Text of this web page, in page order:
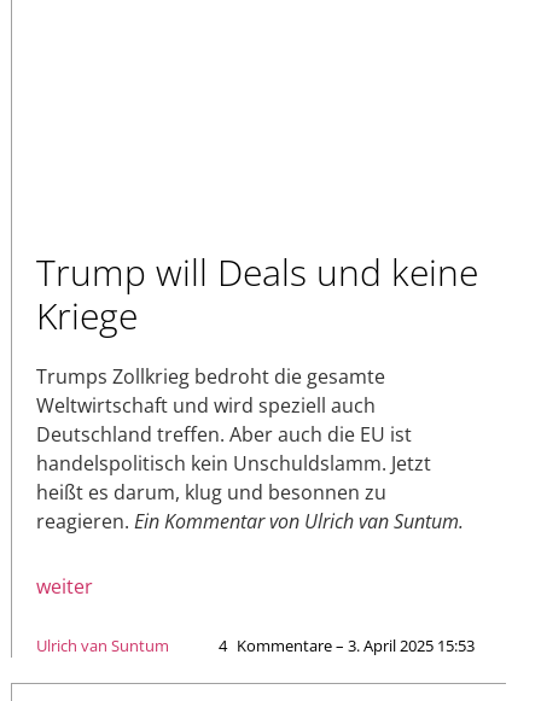
Trump will Deals und keine
Kriege
Trumps Zollkrieg bedroht die gesamte
Weltwirtschaft und wird speziell auch
Deutschland treffen. Aber auch die EU ist
handelspolitisch kein Unschuldslamm. Jetzt
heißt es darum, klug und besonnen zu
reagieren. Ein Kommentar von Ulrich van Suntum.
weiter
Ulrich van Suntum 4 Kommentare – 3. April 2025 15:53